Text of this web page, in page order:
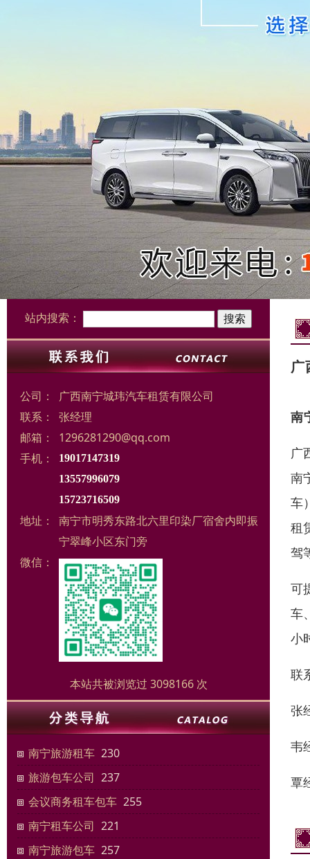
站内搜索：
公司：
广西南宁城玮汽车租赁有限公司
联系：
张经理
邮箱：
1296281290@qq.com
手机：
19017147319
13557996079
15723716509
地址：
南宁市明秀东路北六里印染厂宿舍内即振
宁翠峰小区东门旁
微信：
本站共被浏览过 3098166 次
南宁旅游租车 230
旅游包车公司 237
会议商务租车包车 255
南宁租车公司 221
南宁旅游包车 257
广
南
广
南
车
租
驾
可
车
小
联
张
韦
覃